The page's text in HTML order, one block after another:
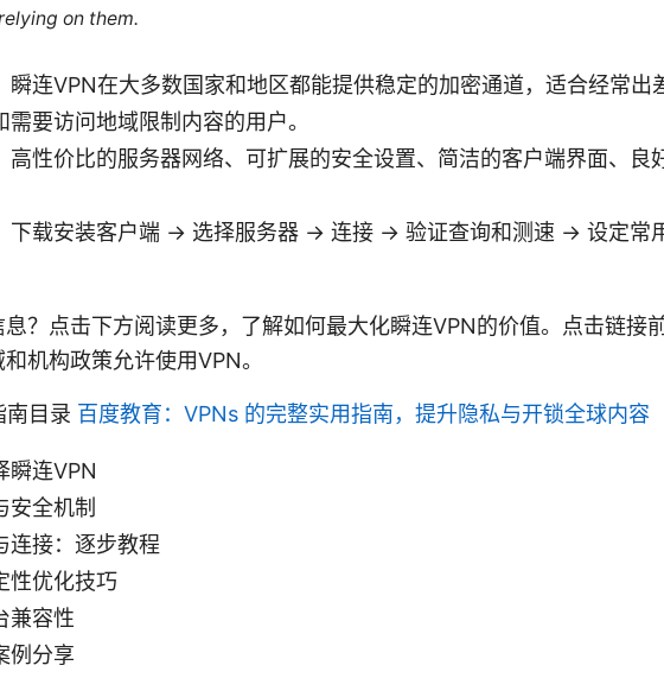
on them.
瞬连VPN在大多数国家和地区都能提供稳定的加密通道，适合经常出
需要访问地域限制内容的用户。
高性价比的服务器网络、可扩展的安全设置、简洁的客户端界面、良
下载安装客户端 → 选择服务器 → 连接 → 验证查询和测速 → 设定常
？点击下方阅读更多，了解如何最大化瞬连VPN的价值。点击链接
机构政策允许使用VPN。
南目录 百度教育：VPNs 的完整实用指南，提升隐私与开锁全球内容
瞬连VPN
安全机制
连接：逐步教程
性优化技巧
兼容性
例分享